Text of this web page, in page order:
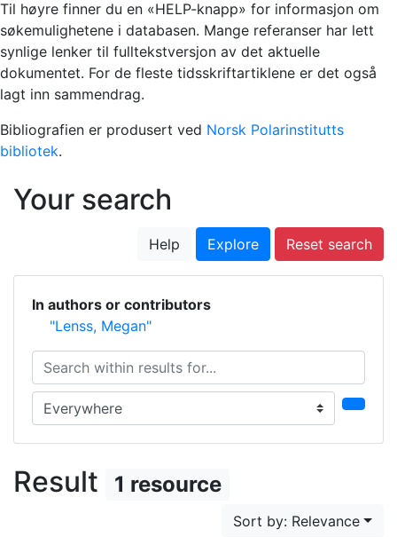
Til høyre finner du en «HELP-knapp» for informasjon om
søkemulighetene i databasen. Mange referanser har lett
synlige lenker til fulltekstversjon av det aktuelle
dokumentet. For de fleste tidsskriftartiklene er det også
lagt inn sammendrag.
Bibliografien er produsert ved Norsk Polarinstitutts
bibliotek.
Your search
Help Explore Reset search
In authors or contributors
"Lenss, Megan"
Search within results for...
Search in...
Result 1 resource
Sort by: Relevance